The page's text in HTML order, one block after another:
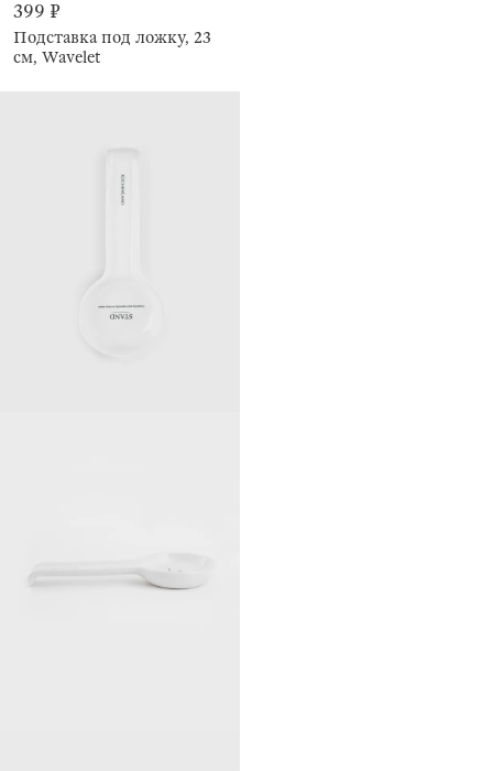
399 ₽
Подставка под ложку, 23
см, Wavelet